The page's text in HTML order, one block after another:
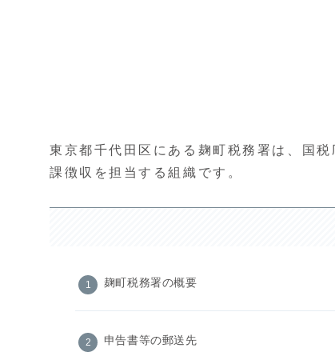
東京都千代田区にある麹町税務署は、国
課徴収を担当する組織です。
麹町税務署の概要
申告書等の郵送先